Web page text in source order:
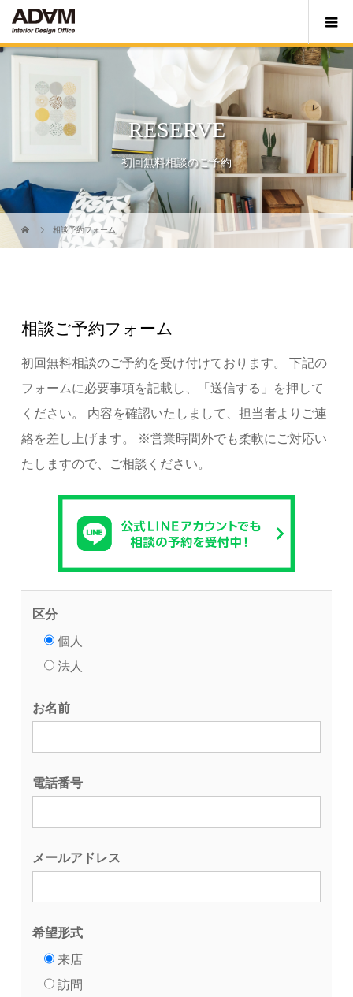
RESERVE
初回無料相談のご予約
相談予約フォーム
相談ご予約フォーム
初回無料相談のご予約を受け付けております。
下記の
フォームに必要事項を記載し、「送信する」を押して
ください。
内容を確認いたしまして、担当者よりご連
絡を差し上げます。
※営業時間外でも柔軟にご対応い
たしますので、ご相談ください。
区分
個人
法人
お名前
電話番号
メールアドレス
希望形式
来店
訪問